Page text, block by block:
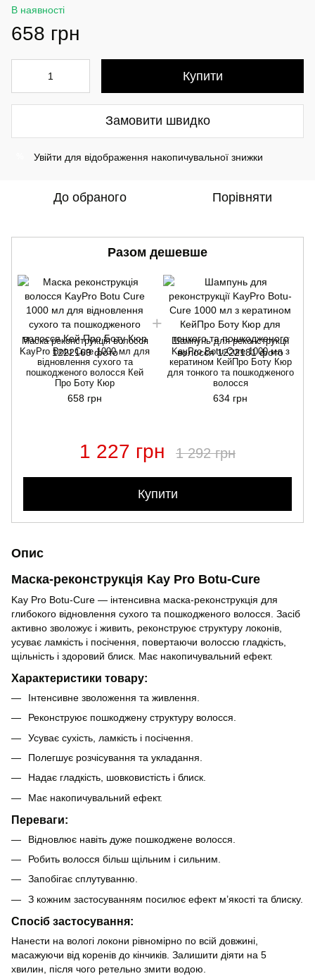
В наявності
658 грн
Купити
Замовити швидко
Увійти для відображення накопичувальної знижки
До обраного Порівняти
Разом дешевше
Маска реконструкція волосся
KayPro Botu Cure 1000 мл для
відновлення сухого та
пошкодженого волосся Кей
Про Боту Кюр
658 грн
Шампунь для реконструкції
KayPro Botu-Cure 1000 мл з
кератином КейПро Боту Кюр
для тонкого та пошкодженого
волосся
634 грн
1 227 грн 1 292 грн
Купити
Опис
Маска-реконструкція Kay Pro Botu-Cure
Kay Pro Botu-Cure — інтенсивна маска-реконструкція для
глибокого відновлення сухого та пошкодженого волосся. Засіб
активно зволожує і живить, реконструює структуру локонів,
усуває ламкість і посічення, повертаючи волоссю гладкість,
щільність і здоровий блиск. Має накопичувальний ефект.
Характеристики товару:
Інтенсивне зволоження та живлення.
Реконструює пошкоджену структуру волосся.
Усуває сухість, ламкість і посічення.
Полегшує розчісування та укладання.
Надає гладкість, шовковистість і блиск.
Має накопичувальний ефект.
Переваги:
Відновлює навіть дуже пошкоджене волосся.
Робить волосся більш щільним і сильним.
Запобігає сплутуванню.
З кожним застосуванням посилює ефект м’якості та блиску.
Спосіб застосування:
Нанести на вологі локони рівномірно по всій довжині,
масажуючи від коренів до кінчиків. Залишити діяти на 5
хвилин, після чого ретельно змити водою.